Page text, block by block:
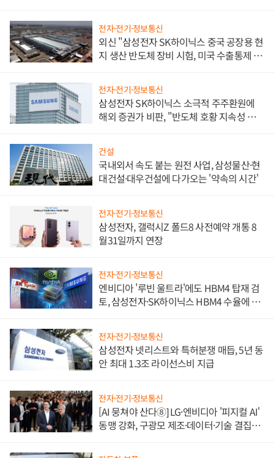
전자·전기·정보통신
외신 "삼성전자 SK하이닉스 중국 공장용 현
지 생산 반도체 장비 시험, 미국 수출통제 대
전자·전기·정보통신
삼성전자 SK하이닉스 소극적 주주환원에
해외 증권가 비판, "반도체 호황 지속성 의
건설
국내외서 속도 붙는 원전 사업, 삼성물산·현
대건설·대우건설에 다가오는 '약속의 시간'
전자·전기·정보통신
삼성전자, 갤럭시Z 폴드8 사전예약 개통 8
월31일까지 연장
전자·전기·정보통신
엔비디아 '루빈 울트라'에도 HBM4 탑재 검
토, 삼성전자·SK하이닉스 HBM4 수율에 주
전자·전기·정보통신
삼성전자 넷리스트와 특허분쟁 매듭, 5년 동
안 최대 1.3조 라이선스비 지급
전자·전기·정보통신
[AI 뭉쳐야 산다⑧] LG·엔비디아 '피지컬 AI'
동맹 강화, 구광모 제조·데이터·기술 결집